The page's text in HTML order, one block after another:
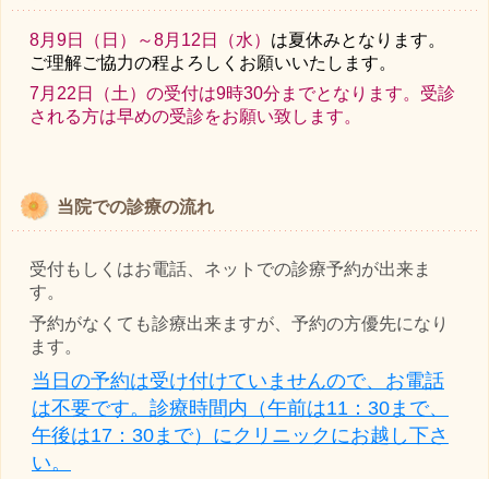
8月9日（日）～8月12日（水） は夏休みとなります。
ご理解ご協力の程よろしくお願いいたします。
7月22日（土）の受付は9時30分までとなります。受診
される方は早めの受診をお願い致します。
当院での診療の流れ
受付もしくはお電話、ネットでの診療予約が出来ま
す。
予約がなくても診療出来ますが、予約の方優先になり
ます。
当日の予約は受け付けていませんので、お電話
は不要です。診療時間内（午前は11：30まで、
午後は17：30まで）にクリニックにお越し下さ
い。